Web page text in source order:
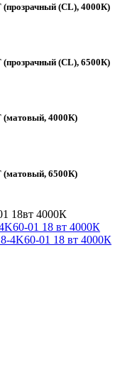
(CL), 4000К)
(CL), 6500К)
(матовый, 4000К)
(матовый, 6500К)
18вт 4000К
01 18 вт 4000К